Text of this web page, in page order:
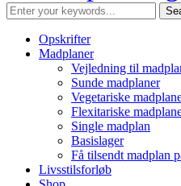
Opskrifter
Madplaner
Vejledning til
Sunde madplaner
Vegetariske
Flexitariske
Single madplan
Basislager
Få tilsendt madplan
Livsstilsforløb